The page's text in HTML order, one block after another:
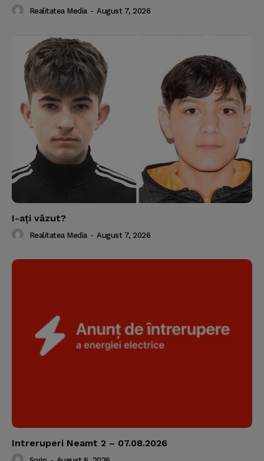
Realitatea Media - August 7, 2026
I-aţi văzut?
Realitatea Media - August 7, 2026
Intreruperi Neamt 2 – 07.08.2026